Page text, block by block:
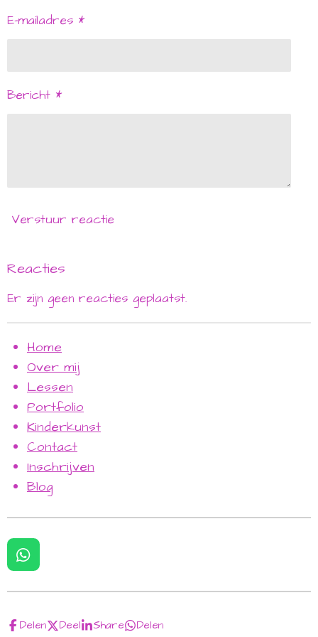
E-mailadres *
Bericht *
Verstuur reactie
Reacties
Er zijn geen reacties geplaatst.
Home
Over mij
Lessen
Portfolio
Kinderkunst
Contact
Inschrijven
Blog
W
h
a
s
A
Delen Deel Share Delen